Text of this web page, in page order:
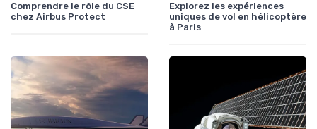
Comprendre le rôle du CSE
chez Airbus Protect
Explorez les expériences
uniques de vol en hélicoptère
à Paris